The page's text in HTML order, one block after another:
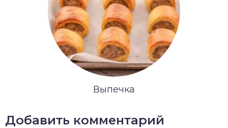
Выпечка
Добавить комментарий